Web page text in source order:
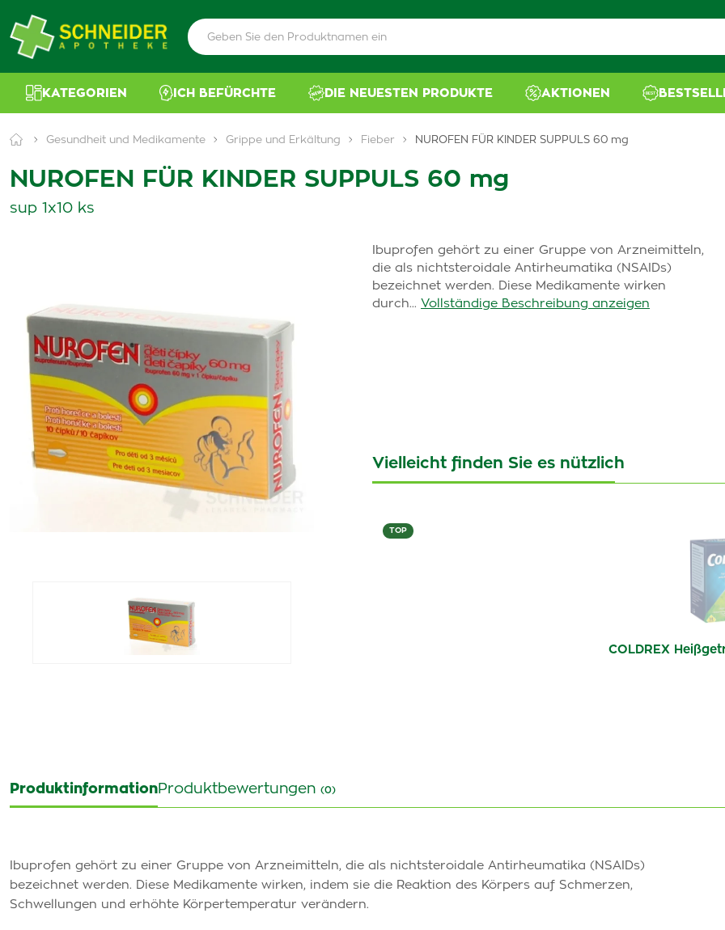
KATEGORIEN ICH BEFÜRCHTE DIE NEUESTEN PRODUKTE AKTIONEN
Gesundheit und Medikamente Grippe und Erkältung Fieber NUROFEN FÜR KINDER SUPPULS 60 mg
NUROFEN FÜR KINDER SUPPULS 60 mg
sup 1x10 ks
Ibuprofen gehört zu einer Gruppe von Arzneimitteln,
die als nichtsteroidale Antirheumatika (NSAIDs)
bezeichnet werden. Diese Medikamente wirken
durch... Vollständige Beschreibung anzeigen
Vielleicht finden Sie es nützlich
TOP
COLDREX
ProduktinformationProduktbewertungen (0)
Ibuprofen gehört zu einer Gruppe von Arzneimitteln, die als nichtsteroidale Antirheumatika (NSAIDs)
bezeichnet werden. Diese Medikamente wirken, indem sie die Reaktion des Körpers auf Schmerzen,
Schwellungen und erhöhte Körpertemperatur verändern.